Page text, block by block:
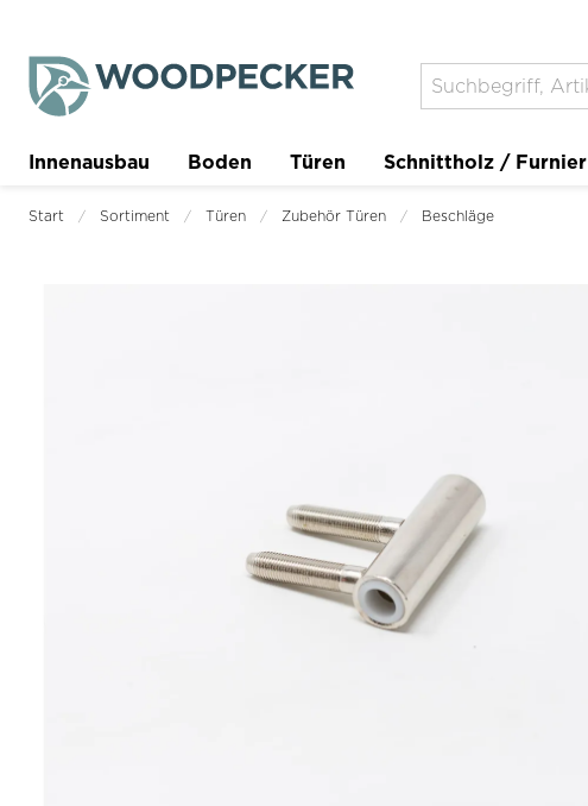
Innenausbau Boden Türen Schnittholz / Furnier
Trockenbau Planer
Start Sortiment Türen Zubehör Türen Beschläge